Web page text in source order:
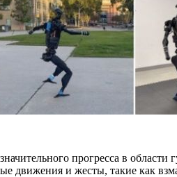
прогресса в
движения и жесты, такие как